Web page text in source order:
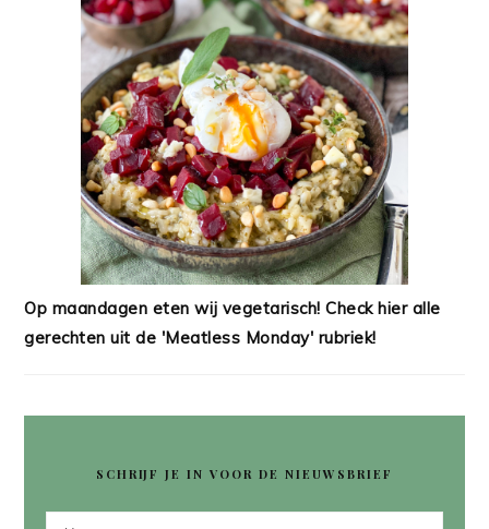
Op maandagen eten wij vegetarisch! Check hier alle
gerechten uit de 'Meatless Monday' rubriek!
SCHRIJF JE IN VOOR DE NIEUWSBRIEF